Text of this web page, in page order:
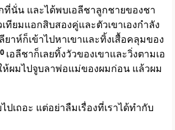
ที่นั่น และได้พบเอลีชาลูกชายของชา
ทียมแอกสิบสองคู่และตัวเขาเองกำลัง
าห์ก็เข้าไปหาเขาและทิ้งเสื้อคลุมของ
เอลีชาก็เลยทิ้งวัวของเขาและวิ่งตามเอ
ห้ผมไปจูบลาพ่อแม่ของผมก่อน แล้วผม
ปเถอะ แต่อย่าลืมเรื่องที่เราได้ทำกับ